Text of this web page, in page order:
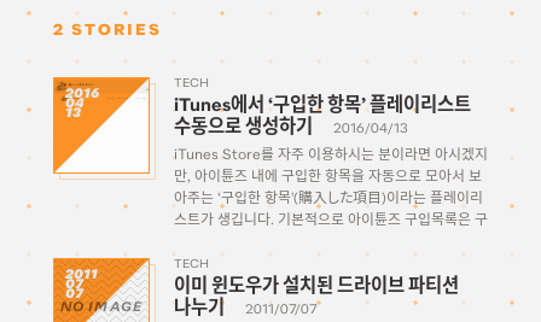
2 STORIES
2016
04
13
TECH
iTunes에서 ‘구입한 항목’ 플레이리스트
수동으로 생성하기
2016/04/13
iTunes Store를 자주 이용하시는 분이라면 아시겠지
만, 아이튠즈 내에 구입한 항목을 자동으로 모아서 보
아주는 ‘구입한 항목'(購入した項目)이라는 플레이리
스트가 생깁니다. 기본적으로 아이튠즈 구입목록은 구
곡을 라이브러리에서 지우거나 해도 계정 구입 내역에
서 확인을 하고 복원할 수가 있는데요. […]
NO IMAGE
2011
07
07
TECH
이미 윈도우가 설치된 드라이브 파티션
나누기
2011/07/07